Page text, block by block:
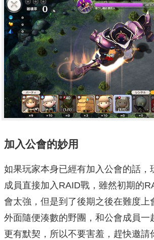
加入公會的妙用
如果玩家本身已經有加入公會的話，
成員直接加入RAID戰，雖然初期的
會太強，但是到了後期之後在難度上
外面隨便湊數的野團，和公會成員一
更有默契，所以不要害羞，趕快邀請